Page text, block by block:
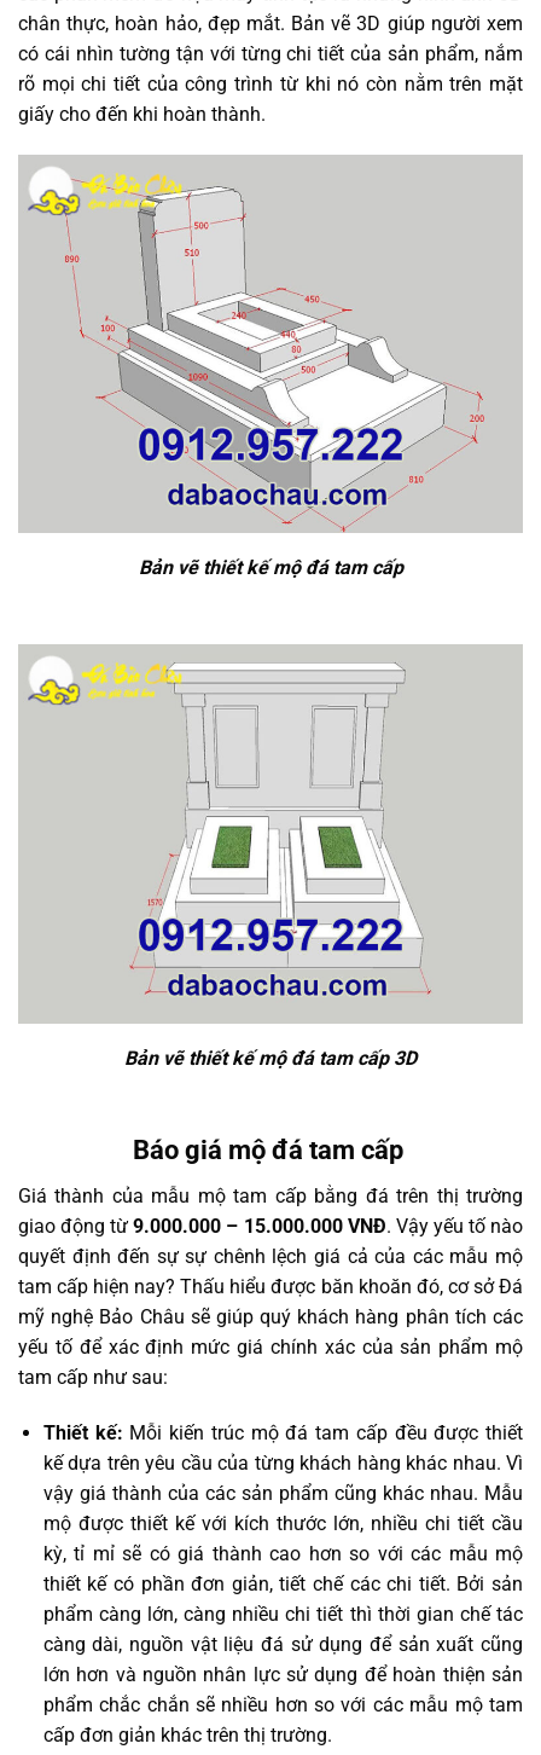
chân thực, hoàn hảo, đẹp mắt. Bản vẽ 3D giúp người xem
có cái nhìn tường tận với từng chi tiết của sản phẩm, nắm
rõ mọi chi tiết của công trình từ khi nó còn nằm trên mặt
giấy cho đến khi hoàn thành.
Bản vẽ thiết kế mộ đá tam cấp
Bản vẽ thiết kế mộ đá tam cấp 3D
Báo giá mộ đá tam cấp
Giá thành của mẫu mộ tam cấp bằng đá trên thị trường
giao động từ9.000.000 – 15.000.000 VNĐ. Vậy yếu tố nào
quyết định đến sự sự chênh lệch giá cả của các mẫu mộ
tam cấp hiện nay? Thấu hiểu được băn khoăn đó, cơ sở Đá
mỹ nghệ Bảo Châu sẽ giúp quý khách hàng phân tích các
yếu tố để xác định mức giá chính xác của sản phẩm mộ
tam cấp như sau:
Thiết kế: Mỗi kiến trúc mộ đá tam cấp đều được thiết
kế dựa trên yêu cầu của từng khách hàng khác nhau. Vì
vậy giá thành của các sản phẩm cũng khác nhau. Mẫu
mộ được thiết kế với kích thước lớn, nhiều chi tiết cầu
kỳ, tỉ mỉ sẽ có giá thành cao hơn so với các mẫu mộ
thiết kế có phần đơn giản, tiết chế các chi tiết. Bởi sản
phẩm càng lớn, càng nhiều chi tiết thì thời gian chế tác
càng dài, nguồn vật liệu đá sử dụng để sản xuất cũng
lớn hơn và nguồn nhân lực sử dụng để hoàn thiện sản
phẩm chắc chắn sẽ nhiều hơn so với các mẫu mộ tam
cấp đơn giản khác trên thị trường.